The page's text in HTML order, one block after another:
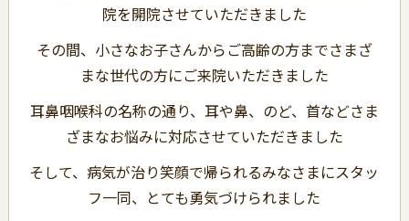
院を開院させていただきました
その間、小さなお子さんからご高齢の方までさまざ
まな世代の方にご来院いただきました
耳鼻咽喉科の名称の通り、耳や鼻、のど、首などさま
ざまなお悩みに対応させていただきました
そして、病気が治り笑顔で帰られるみなさまにスタッ
フ一同、とても勇気づけられました